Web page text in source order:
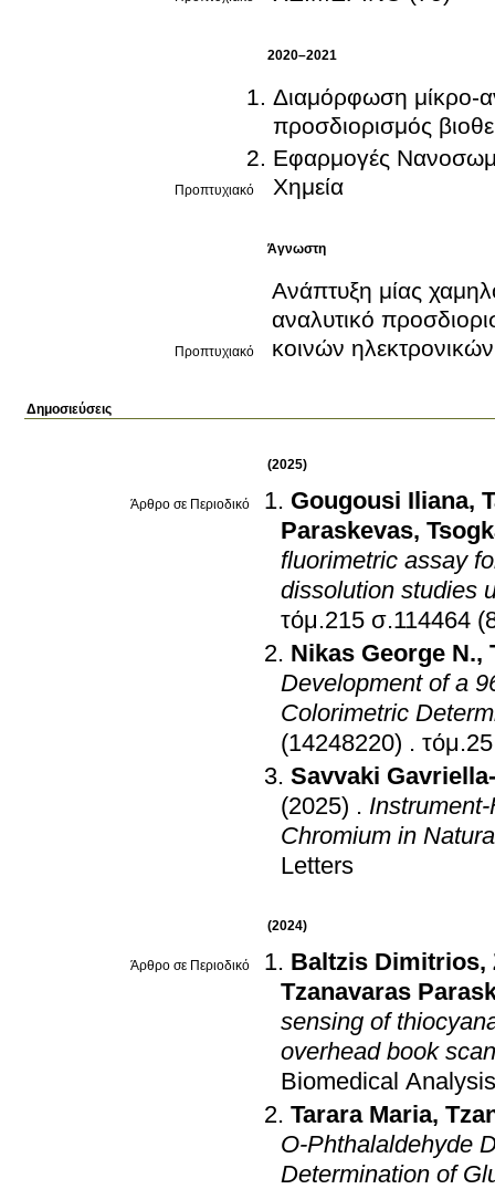
2020–2021
Προπτυχιακό
Διαμόρφωση μίκρο-
προσδιορισμός
Εφαρμογές
Χημεία
Άγνωστη
Προπτυχιακό
Ανάπτυξη μίας
αναλυτικό
κοινών
Δημοσιεύσεις
(2025)
Άρθρο σε Περιοδικό Gougousi Iliana,
Paraskevas,
fluorimetric assay
dissolution studies
τόμ.215
Nikas George N.,
Development of a
Colorimetric
(14248220) .
Savvaki
(2025) .
Chromium in
Letters
(2024)
Άρθρο σε Περιοδικό Baltzis Dimitrios,
Tzanavaras
sensing of
overhead book
Biomedical Analysis
Tarara Maria,
O-Phthalaldehyde
Determination of